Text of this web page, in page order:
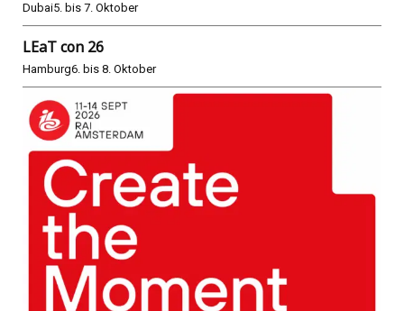
Dubai5. bis 7. Oktober
LEaT con 26
Hamburg6. bis 8. Oktober